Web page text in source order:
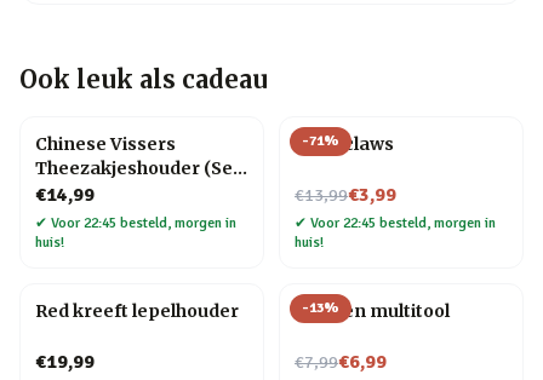
Ook leuk als cadeau
Chinese Vissers
Theezakjeshouder (Set
Van 4)
€14,99
✔ Voor 22:45 besteld, morgen in
huis!
-71%
Meat claws
€13,99
Nu voor€3,99
✔ Voor 22:45 besteld, morgen in
huis!
Red kreeft lepelhouder
€19,99
-13%
Kruiden multitool
€7,99
Nu voor€6,99